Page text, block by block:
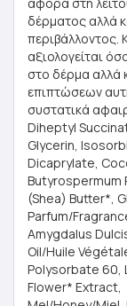
δέρματος αλλά
περιβάλλοντος.
αξιολογείται
στο δέρμα αλλά
επιπτώσεων
συστατικά
Diheptyl
Glycerin,
Dicaprylate,
Butyrospermum
(Shea) Butter*,
Parfum/
Amygdalus
Oil/Huile
Polysorbate 60,
Flower* Extract,